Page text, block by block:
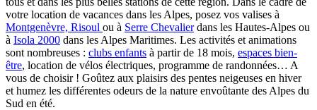
votre location de vacances dans les Alpes, posez vos valises à
Montgenèvre, Risoul ou à Serre Chevalierdans les Hautes-Alpes ou
à Isola 2000 dans les Alpes Maritimes. Les activités et animations
sont nombreuses : clubs enfants à partir de 18 mois, espaces bien-
être, location de vélos électriques, programme de randonnées… A
vous de choisir ! Goûtez aux plaisirs des pentes neigeuses en hiver
et humez les différentes odeurs de la nature envoûtante des Alpes du
Sud en été.